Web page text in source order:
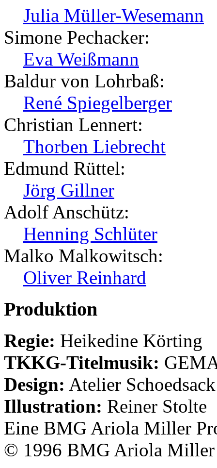
Julia Müller-Wesemann
Simone Pechacker:
Eva Weißmann
Baldur von Lohrbaß:
René Spiegelberger
Christian Lennert:
Thorben Liebrecht
Edmund Rüttel:
Jörg Gillner
Adolf Anschütz:
Henning Schlüter
Malko Malkowitsch:
Oliver Reinhard
Produktion
Regie: Heikedine Körting
TKKG-Titelmusik:
Design: Atelier Schoedsack
Illustration: Reiner Stolte
Eine BMG Ariola Miller
© 1996 BMG Ariola Miller